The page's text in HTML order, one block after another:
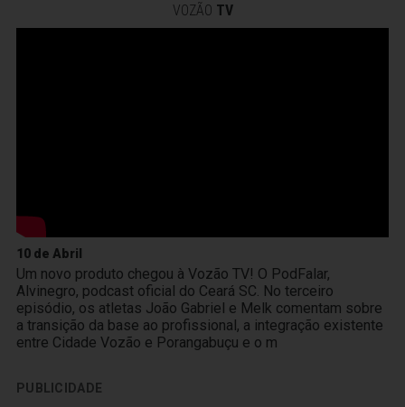
VOZÃO TV
10 de Abril
Um novo produto chegou à Vozão TV! O PodFalar,
Alvinegro, podcast oficial do Ceará SC. No terceiro
episódio, os atletas João Gabriel e Melk comentam sobre
a transição da base ao profissional, a integração existente
entre Cidade Vozão e Porangabuçu e o m
PUBLICIDADE